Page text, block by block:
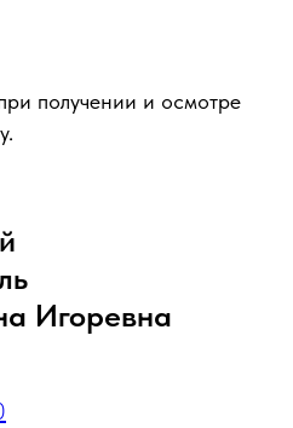
получении и осмотре
Игоревна